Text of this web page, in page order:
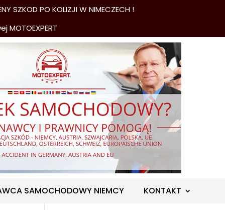
PO KOLIZJI W NIMECZECH !
SAMOCHODOWY NIEMCY KONTAKT